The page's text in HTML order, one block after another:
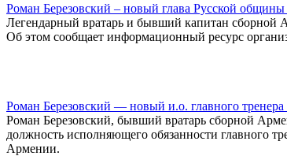
Роман Березовский – новый глава Русской
Легендарный вратарь и бывший капитан сборной
Об этом сообщает информационный ресурс
Роман Березовский — новый и.о. главного
Роман Березовский, бывший вратарь сборной
должность исполняющего обязанности главного
Армении.